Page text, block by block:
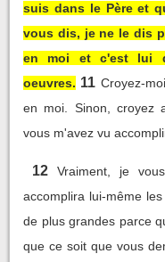
suis dans le Père et
vous dis, je ne le dis
en moi et c'est lui
oeuvres. 11 Croyez-
en moi. Sinon, croyez
vous m'avez vu
12
Vraiment, je
accomplira lui-même
de plus grandes parce
que ce soit que vous